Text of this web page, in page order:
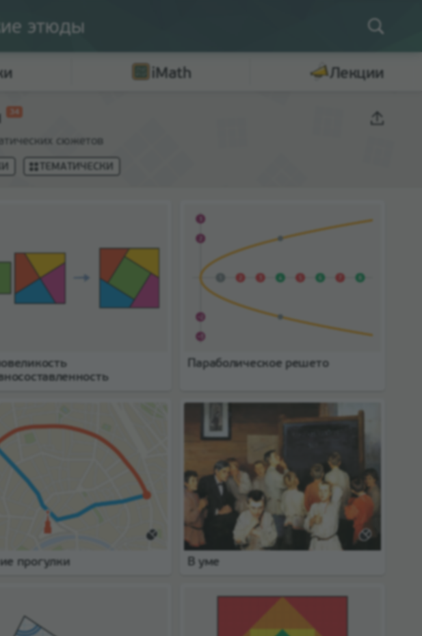
этюды
iMath Лекции
34
сюжетов
ТЕМАТИЧЕСКИ
Параболическое решето
прогулки В уме